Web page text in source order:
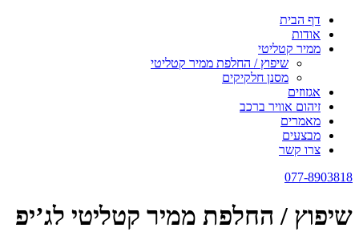
דף הבית
אודות
ממיר קטליטי
שיפוץ / החלפת ממיר קטליטי
מסנן חלקיקים
אגזוזים
זיהום אוויר ברכב
מאמרים
מבצעים
צרו קשר
077-8903818
שיפוץ / החלפת ממיר קטליטי לג’יפ